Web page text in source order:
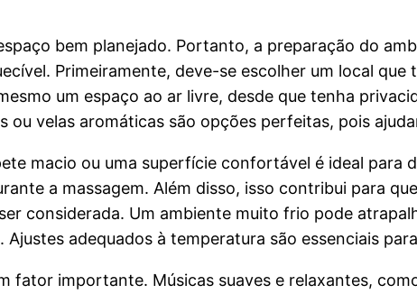
bem planejado. Portanto, a preparação do
Primeiramente, deve-se escolher um local
um espaço ao ar livre, desde que tenha
ou velas aromáticas são opções perfeitas, pois
macio ou uma superfície confortável é ideal para
a massagem. Além disso, isso contribui para
considerada. Um ambiente muito frio pode
adequados à temperatura são essenciais
fator importante. Músicas suaves e relaxantes,